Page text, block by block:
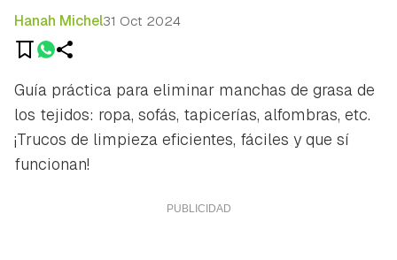
Hanah Michel31 Oct 2024
Guía práctica para eliminar manchas de grasa de
los tejidos: ropa, sofás, tapicerías, alfombras, etc.
¡Trucos de limpieza eficientes, fáciles y que sí
funcionan!